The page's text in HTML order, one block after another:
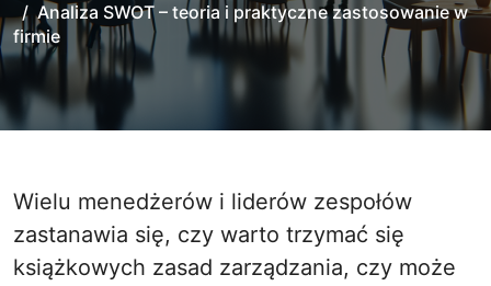
Analiza SWOT – teoria i praktyczne zastosowanie w
firmie
Wielu menedżerów i liderów zespołów
zastanawia się, czy warto trzymać się
książkowych zasad zarządzania, czy może